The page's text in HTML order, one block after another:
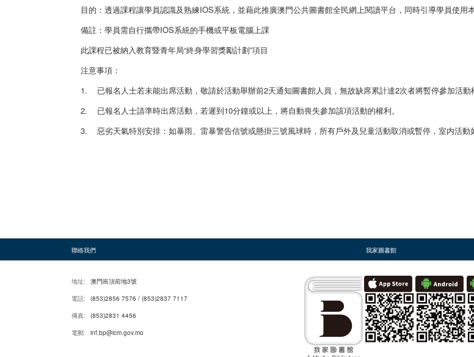
目的：透過課程讓學員認識及熟練IOS系統，並藉此推廣澳門公共圖書館全民網上閱讀平台，同時引導學員使用
備註：學員需自行攜帶IOS系統的手機或平板電腦上課
此課程已被納入教育暨青年局“終身學習獎勵計劃”項目
注意事項：
1. 已報名人士若未能出席活動，敬請於活動舉辦前2天通知圖書館人員，無故缺席累計達2次者將暫停參加活動
2. 已報名人士請準時出席活動，若遲到10分鐘或以上，將自動喪失參加該項活動的權利。
3. 惡劣天氣特別安排：如暴雨、雷暴警告信號或懸掛三號風球時，所有戶外及兒童活動取消或暫停，室内活動
聯絡我們 我家圖書館
地址:
澳門崗頂前地3號
電話:
(853)2856 7576 / (853)2837 7117
傳真:
(853)2831 4456
電郵:
inf.bp@icm.gov.mo